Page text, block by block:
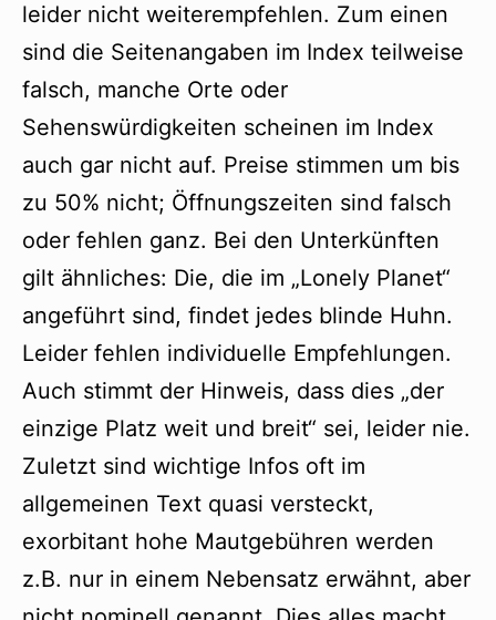
leider nicht weiterempfehlen. Zum einen
sind die Seitenangaben im Index teilweise
falsch, manche Orte oder
Sehenswürdigkeiten scheinen im Index
auch gar nicht auf. Preise stimmen um bis
zu 50% nicht; Öffnungszeiten sind falsch
oder fehlen ganz. Bei den Unterkünften
gilt ähnliches: Die, die im „Lonely Planet“
angeführt sind, findet jedes blinde Huhn.
Leider fehlen individuelle Empfehlungen.
Auch stimmt der Hinweis, dass dies „der
einzige Platz weit und breit“ sei, leider nie.
Zuletzt sind wichtige Infos oft im
allgemeinen Text quasi versteckt,
exorbitant hohe Mautgebühren werden
z.B. nur in einem Nebensatz erwähnt, aber